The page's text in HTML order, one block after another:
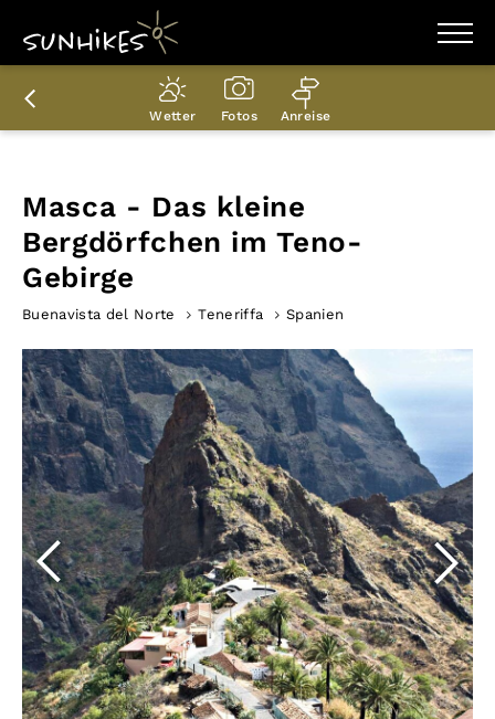
WANDERZIELE
WANDERUNGEN
ENTDECKEN
PLANER
Wetter Fotos Anreise
Masca - Das kleine
Bergdörfchen im Teno-
Gebirge
Buenavista del Norte Teneriffa Spanien